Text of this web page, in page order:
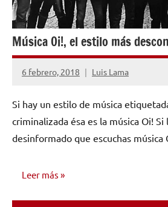
Música Oi!, el estilo más
6 febrero, 2018 Luis Lama
No
comentarios
Si hay un estilo de música
criminalizada ésa es la música Oi! Si
desinformado que escuchas
Leer más